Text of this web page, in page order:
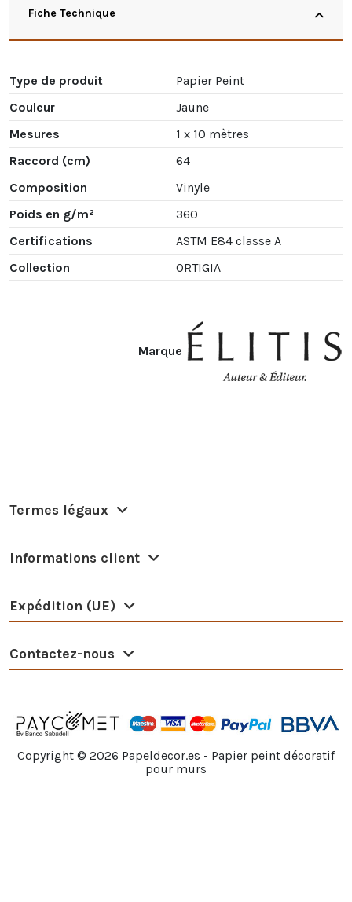
Fiche Technique
Type de produit
Papier Peint
Couleur
Jaune
Mesures
1 x 10 mètres
Raccord (cm)
64
Composition
Vinyle
Poids en g/m²
360
Certifications
ASTM E84 classe A
Collection
ORTIGIA
Marque
Termes légaux
Informations client
Expédition (UE)
Contactez-nous
Copyright © 2026 Papeldecor.es - Papier peint décoratif
pour murs